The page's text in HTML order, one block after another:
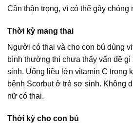
Cần thận trọng, vì có thể gây chóng
Thời kỳ mang thai
Người có thai và cho con bú dùng
bình thường thì chưa thấy vấn đề
sinh. Uống liều lớn vitamin C trong
bệnh Scorbut ở trẻ sơ sinh. Không
nữ có thai.
Thời kỳ cho con bú